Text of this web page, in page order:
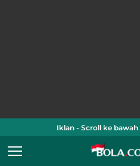
Iklan - Scroll ke